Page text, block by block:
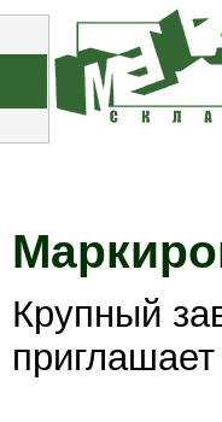
Крупный